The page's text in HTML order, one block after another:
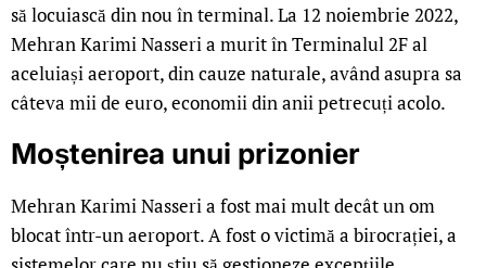
să locuiască din nou în terminal. La 12 noiembrie 2022,
Mehran Karimi Nasseri a murit în Terminalul 2F al
aceluiași aeroport, din cauze naturale, având asupra sa
câteva mii de euro, economii din anii petrecuți acolo.
Moștenirea unui prizonier
Mehran Karimi Nasseri a fost mai mult decât un om
blocat într-un aeroport. A fost o victimă a birocrației, a